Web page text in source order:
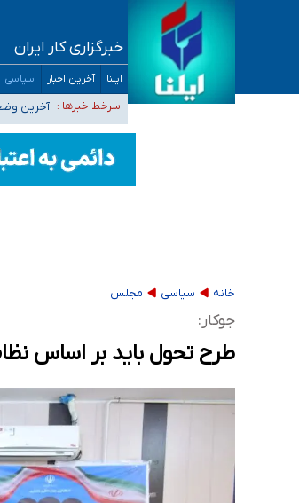
خبرگزاری کار ایران
ایلنا آخرین اخبار سیاسی
سرخط خبرها :
خبرنگاران راویان
آخرین
هیچ
ثبت‌نام بخش عمده
هشدار درباره مصرف و
خانه سیاسی مجلس
جوکار:
طرح تحول باید بر اساس